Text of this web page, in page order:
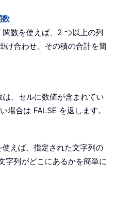
数
数を使えば、2 つ以上の列
け合わせ、その積の合計を簡
、セルに数値が含まれてい
場合は FALSE を返します。
えば、指定された文字列の
字列がどこにあるかを簡単に